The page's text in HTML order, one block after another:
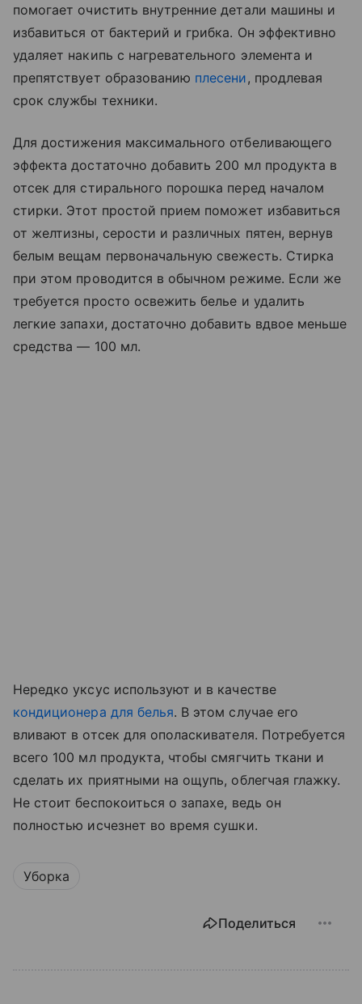
помогает очистить внутренние детали машины и
избавиться от бактерий и грибка. Он эффективно
удаляет накипь с нагревательного элемента и
препятствует образованию плесени , продлевая
срок службы техники.
Для достижения максимального отбеливающего
эффекта достаточно добавить 200 мл продукта в
отсек для стирального порошка перед началом
стирки. Этот простой прием поможет избавиться
от желтизны, серости и различных пятен, вернув
белым вещам первоначальную свежесть. Стирка
при этом проводится в обычном режиме. Если же
требуется просто освежить белье и удалить
легкие запахи, достаточно добавить вдвое меньше
средства — 100 мл.
Нередко уксус используют и в качестве
кондиционера для белья. В этом случае его
вливают в отсек для ополаскивателя. Потребуется
всего 100 мл продукта, чтобы смягчить ткани и
сделать их приятными на ощупь, облегчая глажку.
Не стоит беспокоиться о запахе, ведь он
полностью исчезнет во время сушки.
Уборка
Поделиться